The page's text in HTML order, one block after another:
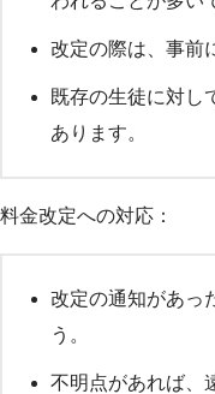
改定の際は、事前
既存の生徒に対し
あります。
料金改定への対応：
改定の通知があっ
う。
不明点があれば、